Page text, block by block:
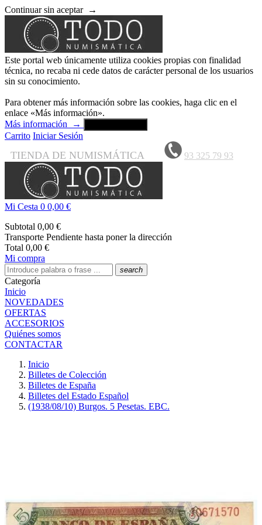
Continuar sin aceptar →
Este portal web únicamente utiliza cookies propias con finalidad
técnica, no recaba ni cede datos de carácter personal de los usuarios
sin su conocimiento.
Para obtener más información sobre las cookies, haga clic en el
enlace «Más información».
Más información
→
Carrito Iniciar Sesión
TIENDA DE NUMISMÁTICA 93 325 79 93
Mi Cesta 0 0,00 €
Subtotal 0,00 €
Transporte Pendiente hasta poner la dirección
Total 0,00 €
Mi compra
search
Categoría
Inicio
NOVEDADES
OFERTAS
ACCESORIOS
Quiénes somos
CONTACTAR
Inicio
Billetes de Colección
Billetes de España
Billetes del Estado Español
(1938/08/10) Burgos. 5 Pesetas. EBC.